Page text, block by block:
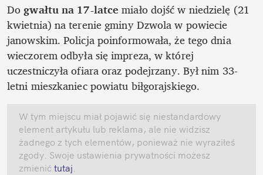
Do gwałtu na 17-latce miało dojść w niedzielę (21
kwietnia) na terenie gminy Dzwola w powiecie
janowskim. Policja poinformowała, że tego dnia
wieczorem odbyła się impreza, w której
uczestniczyła ofiara oraz podejrzany. Był nim 33-
letni mieszkaniec powiatu biłgorajskiego.
W tym miejscu miał pojawić się niestandardowy
element artykułu lub reklama, ale nie widzisz
żadnego z tych elementów, ponieważ nie wyraziłeś
zgody. Swoje ustawienia prywatności możesz
zmienić tutaj.